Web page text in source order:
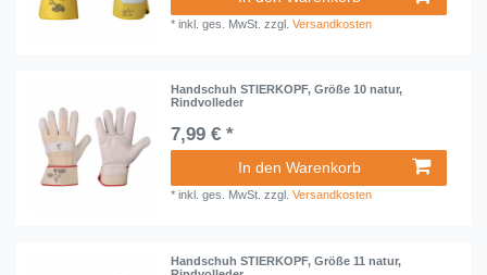
*inkl. ges. MwSt. zzgl.Versandkosten
Handschuh STIERKOPF, Größe 10 natur,
Rindvolleder
7,99 € *
In den Warenkorb
*inkl. ges. MwSt. zzgl.Versandkosten
Handschuh STIERKOPF, Größe 11 natur,